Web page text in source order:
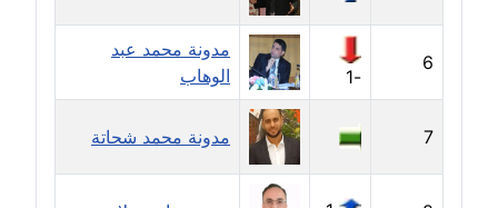
مدونة أمل زيادة
عاملة
مدونة امل محمود
عاملة
مدونة أمل منشاوي
6
-1
مدونة محمد عبد
الوهاب
7 مدونة محمد شحاتة